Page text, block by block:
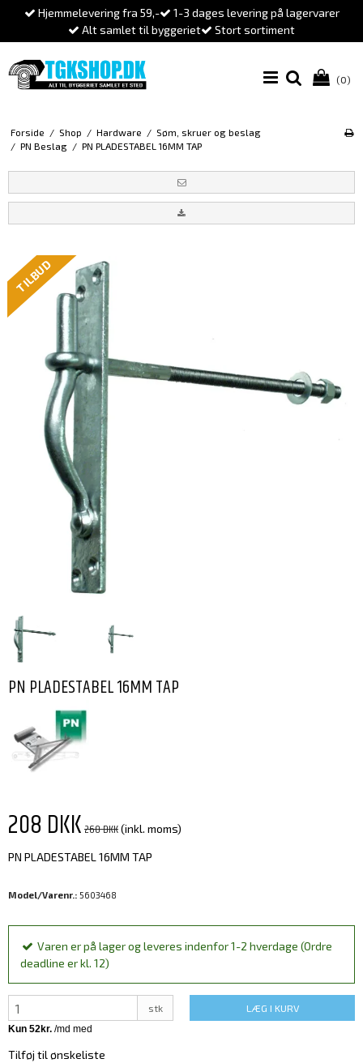
Hjemmelevering fra 59,-
1-3 dages levering på lagervarer
Alt samlet til byggeriet
Stort sortiment
(0)
Forside / Shop / Hardware / Søm, skruer og beslag
/ PN Beslag / PN PLADESTABEL 16MM TAP
TILBUD
PN PLADESTABEL 16MM TAP
208 DKK260 DKK(inkl. moms)
PN PLADESTABEL 16MM TAP
Model/Varenr.: 5603468
Varen er på lager og leveres indenfor 1-2 hverdage (Ordre
deadline er kl. 12)
stk LÆG I KURV
Tilføj til ønskeliste